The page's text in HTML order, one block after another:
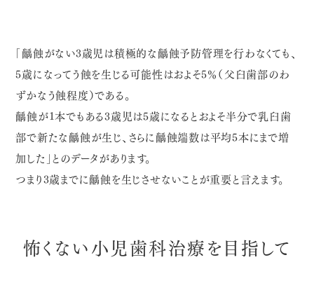
「齲蝕がない3歳児は積極的な齲蝕予防管理を行わなくても、
5歳になってう蝕を生じる可能性はおよそ5％（父臼歯部のわ
ずかなう蝕程度）である。
齲蝕が1本でもある3歳児は5歳になるとおよそ半分で乳臼歯
部で新たな齲蝕が生じ、さらに齲蝕端数は平均5本にまで増
加した」とのデータがあります。
つまり3歳までに齲蝕を生じさせないことが重要と言えます。
怖くない小児歯科治療を目指して